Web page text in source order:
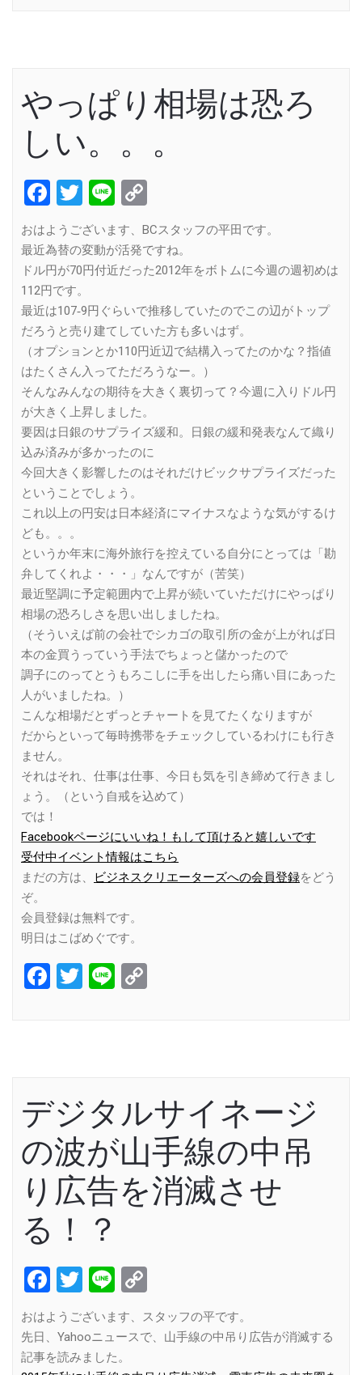
やっぱり相場は恐ろ
しい。。。
Facebook
Twitter
Line
Link
おはようございます、BCスタッフの平田です。
最近為替の変動が活発ですね。
ドル円が70円付近だった2012年をボトムに今週の週初めは
112円です。
最近は107‐9円ぐらいで推移していたのでこの辺がトップ
だろうと売り建てしていた方も多いはず。
（オプションとか110円近辺で結構入ってたのかな？指値
はたくさん入ってただろうなー。）
そんなみんなの期待を大きく裏切って？今週に入りドル円
が大きく上昇しました。
要因は日銀のサプライズ緩和。日銀の緩和発表なんて織り
込み済みが多かったのに
今回大きく影響したのはそれだけビックサプライズだった
ということでしょう。
これ以上の円安は日本経済にマイナスなような気がするけ
ども。。。
というか年末に海外旅行を控えている自分にとっては「勘
弁してくれよ・・・」なんですが（苦笑）
最近堅調に予定範囲内で上昇が続いていただけにやっぱり
相場の恐ろしさを思い出しましたね。
（そういえば前の会社でシカゴの取引所の金が上がれば日
本の金買うっていう手法でちょっと儲かったので
調子にのってとうもろこしに手を出したら痛い目にあった
人がいましたね。）
こんな相場だとずっとチャートを見てたくなりますが
だからといって毎時携帯をチェックしているわけにも行き
ません。
それはそれ、仕事は仕事、今日も気を引き締めて行きまし
ょう。（という自戒を込めて）
では！
Facebookページにいいね！もして頂けると嬉しいです
受付中イベント情報はこちら
まだの方は、
ビジネスクリエーターズへの会員登録をどう
ぞ。
会員登録は無料です。
明日はこばめぐです。
Facebook
Twitter
Line
デジタルサイネージ
の波が山手線の中吊
り広告を消滅させ
る！？
Facebook
Twitter
Line
Link
おはようございます、スタッフの平です。
先日、Yahooニュースで、山手線の中吊り広告が消滅する
記事を読みました。